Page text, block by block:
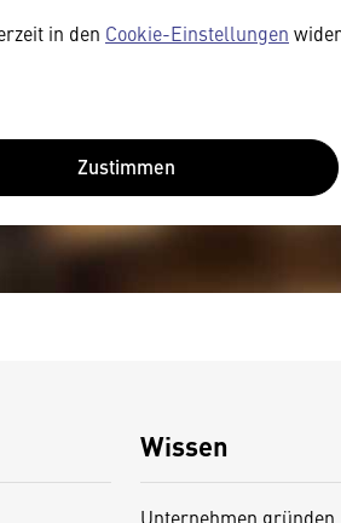
in den Cookie-Einstellungen
Zustimmen
Wissen
Unternehmen gründen